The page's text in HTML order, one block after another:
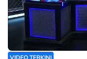
VIDEO TERKINI